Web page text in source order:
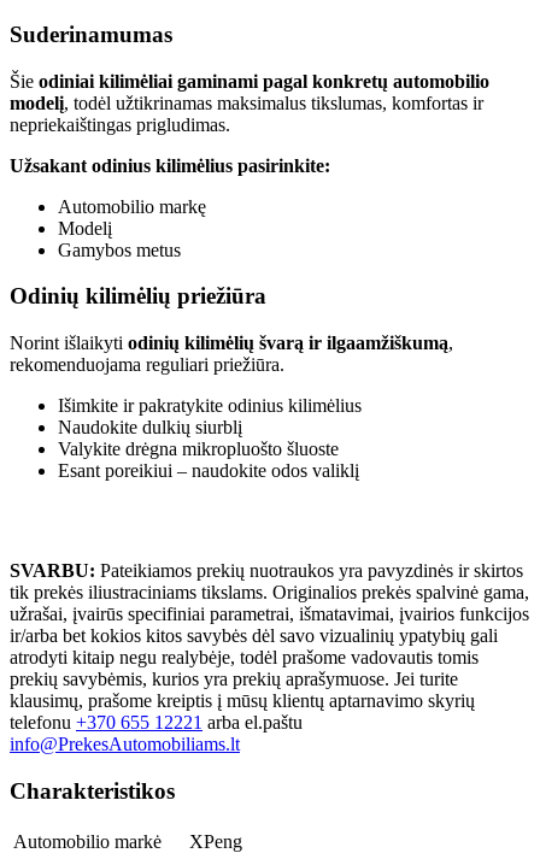
Suderinamumas
Šie odiniai kilimėliai gaminami pagal konkretų automobilio
modelį, todėl užtikrinamas maksimalus tikslumas, komfortas ir
nepriekaištingas prigludimas.
Užsakant odinius kilimėlius pasirinkite:
Automobilio markę
Modelį
Gamybos metus
Odinių kilimėlių priežiūra
Norint išlaikyti odinių kilimėlių švarą ir ilgaamžiškumą,
rekomenduojama reguliari priežiūra.
Išimkite ir pakratykite odinius kilimėlius
Naudokite dulkių siurblį
Valykite drėgna mikropluošto šluoste
Esant poreikiui – naudokite odos valiklį
SVARBU: Pateikiamos prekių nuotraukos yra pavyzdinės ir skirtos
tik prekės iliustraciniams tikslams. Originalios prekės spalvinė gama,
užrašai, įvairūs specifiniai parametrai, išmatavimai, įvairios funkcijos
ir/arba bet kokios kitos savybės dėl savo vizualinių ypatybių gali
atrodyti kitaip negu realybėje, todėl prašome vadovautis tomis
prekių savybėmis, kurios yra prekių aprašymuose. Jei turite
klausimų, prašome kreiptis į mūsų klientų aptarnavimo skyrių
telefonu +370 655 12221 arba el.paštu
info@PrekesAutomobiliams.lt
Charakteristikos
Automobilio markė
XPeng